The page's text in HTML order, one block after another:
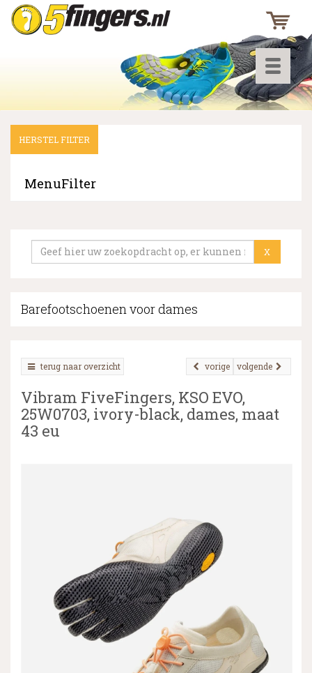
Toggle
▼
▼
HERSTEL FILTER
MenuFilter
X
Barefootschoenen voor dames
terug naar overzicht volgende
vorige
Vibram FiveFingers, KSO EVO,
25W0703, ivory-black, dames, maat
43 eu